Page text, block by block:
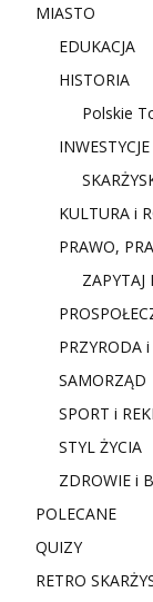
MIASTO
EDUKACJA
HISTORIA
Polskie
KULTURA i
PRAWO,
ZAPYTAJ
PRZYRODA
SAMORZĄD
SPORT i
STYL ŻYCIA
ZDROWIE i
POLECANE
QUIZY
RETRO